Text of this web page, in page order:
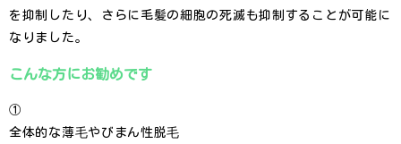
を抑制したり、さらに毛髪の細胞の死滅も抑制することが可能に
なりました。
こんな方にお勧めです
①
全体的な薄⽑やびまん性脱⽑